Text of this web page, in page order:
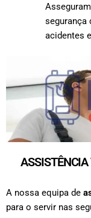
segurança
acidentes
A nossa equipa de
para o servir nas